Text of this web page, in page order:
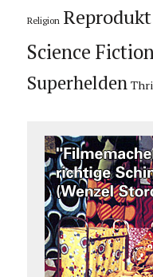
Religion Reprodukt
Science
Superhelden